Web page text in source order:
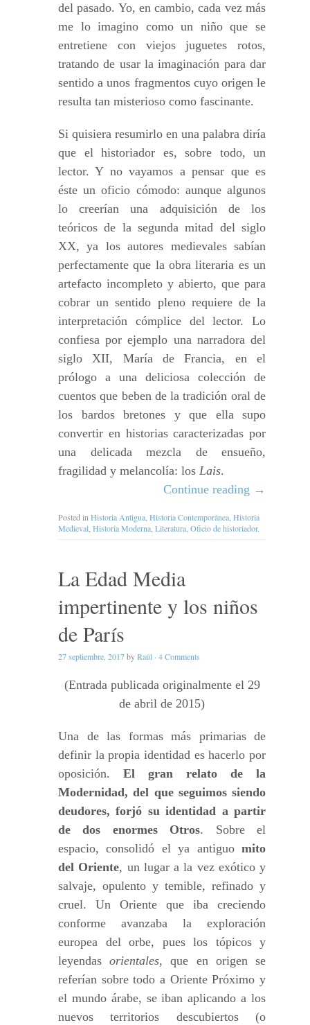
del pasado. Yo, en cambio, cada vez más
me lo imagino como un niño que se
entretiene con viejos juguetes rotos,
tratando de usar la imaginación para dar
sentido a unos fragmentos cuyo origen le
resulta tan misterioso como fascinante.
Si quisiera resumirlo en una palabra diría
que el historiador es, sobre todo, un
lector. Y no vayamos a pensar que es
éste un oficio cómodo: aunque algunos
lo creerían una adquisición de los
teóricos de la segunda mitad del siglo
XX, ya los autores medievales sabían
perfectamente que la obra literaria es un
artefacto incompleto y abierto, que para
cobrar un sentido pleno requiere de la
interpretación cómplice del lector. Lo
confiesa por ejemplo una narradora del
siglo XII, María de Francia, en el
prólogo a una deliciosa colección de
cuentos que beben de la tradición oral de
los bardos bretones y que ella supo
convertir en historias caracterizadas por
una delicada mezcla de ensueño,
fragilidad y melancolía: los Lais.
Continue reading →
Posted in Historia Antigua Historia Contemporánea Historia
Medieval Historia Moderna Literatura Oficio de historiador.
La Edad Media
impertinente y los niños
de París
27 septiembre, 2017byRaúl · 4 Comments
(Entrada publicada originalmente el 29
de abril de 2015)
Una de las formas más primarias de
definir la propia identidad es hacerlo por
oposición. El gran relato de la
Modernidad, del que seguimos siendo
deudores, forjó su identidad a partir
de
dos enormes Otros. Sobre el
espacio, consolidó el ya antiguo mito
del Oriente, un lugar a la vez exótico y
salvaje, opulento y temible, refinado y
cruel. Un Oriente que iba creciendo
conforme avanzaba la exploración
europea del orbe, pues los tópicos y
leyendasorientales, que en origen se
referían sobre todo a Oriente Próximo y
el mundo árabe, se iban aplicando a los
nuevos territorios descubiertos (o